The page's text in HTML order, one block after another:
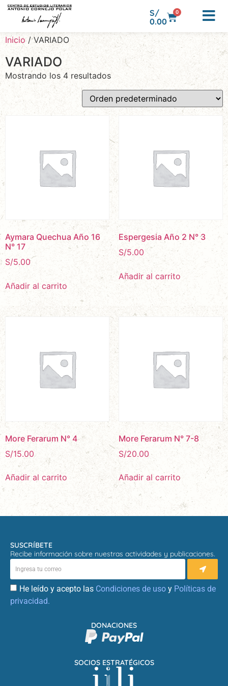
S/
0.00
0
Inicio/ VARIADO
VARIADO
Mostrando los 4 resultados
Aymara Quechua Año 16
N° 17
S/5.00
Añadir al carrito
Espergesia Año 2 N° 3
S/5.00
Añadir al carrito
More Ferarum N° 4
S/15.00
Añadir al carrito
More Ferarum N° 7-8
S/20.00
Añadir al carrito
SUSCRÍBETE
Recibe información sobre nuestras actividades y publicaciones.
He leído y acepto las Condiciones de uso y Políticas de
privacidad.
SOCIOS ESTRATÉGICOS
DONACIONES